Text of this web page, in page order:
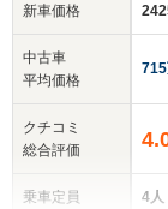
新車価格
中古車
平均価格
クチコミ
総合評価
乗車定員
715
4人